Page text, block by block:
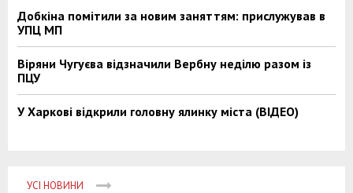
Добкіна помітили за новим заняттям: прислужував в
УПЦ МП
Віряни Чугуєва відзначили Вербну неділю разом із
ПЦУ
У Харкові відкрили головну ялинку міста (ВІДЕО)
УСІ НОВИНИ